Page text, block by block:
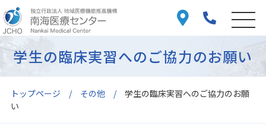
トップページ その他
学生の臨床実習へのご協力のお願
い
学生の臨床実習へのご協力のお願い